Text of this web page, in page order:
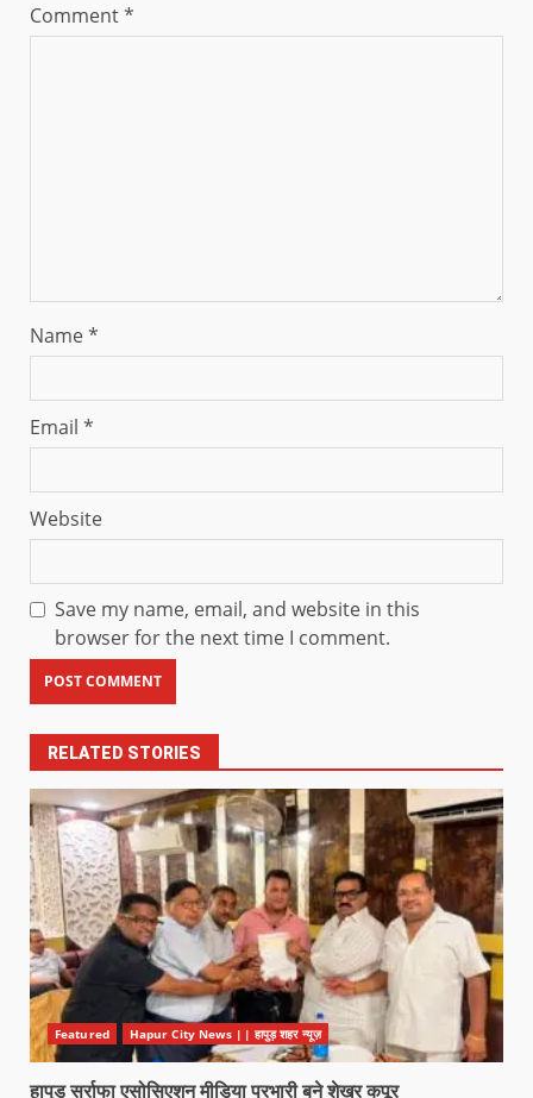
Comment*
Name*
Email *
Website
Save my name, email, and website in this
browser for the next time I comment.
RELATED STORIES
Featured Hapur City News || हापुड़ शहर न्यूज़
हापुड़ सर्राफा एसोसिएशन मीडिया प्रभारी बने शेखर कपूर